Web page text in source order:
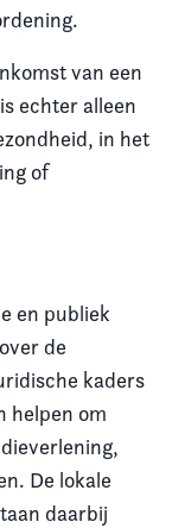
van een
echter alleen
in het
of
en publiek
de
kaders
helpen om
De lokale
daarbij